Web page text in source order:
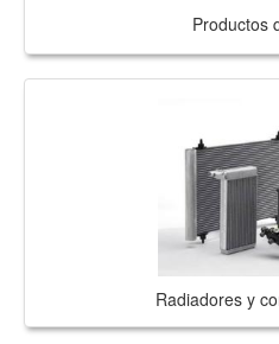
Productos
Radiadores y